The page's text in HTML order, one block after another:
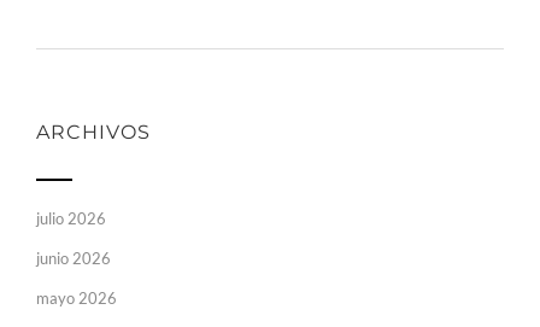
ARCHIVOS
julio 2026
junio 2026
mayo 2026